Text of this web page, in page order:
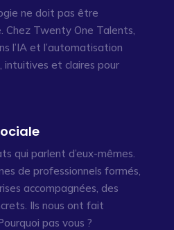
ne doit pas être
Chez Twenty One Talents,
l’IA et l’automatisation
intuitives et claires pour
qui parlent d’eux-mêmes.
de professionnels formés,
accompagnées, des
Ils nous ont fait
pas vous ?